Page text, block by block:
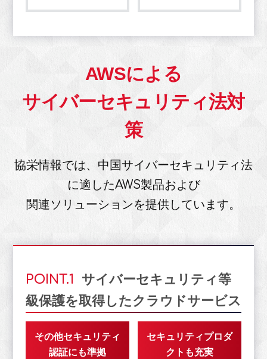
AWSによる
サイバーセキュリティ法対
策
協栄情報では、中国サイバーセキュリティ法
に適したAWS製品および
関連ソリューションを提供しています。
POINT.1
サイバーセキュリティ等
級保護を取得したクラウドサービス
その他セキュリティ
認証にも準拠
セキュリティプロダ
クトも充実